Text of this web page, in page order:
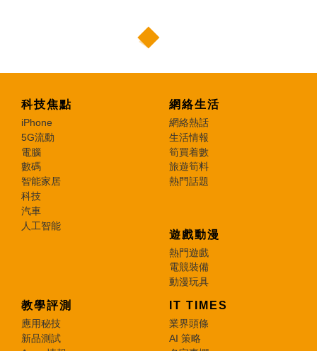
科技焦點
iPhone
5G流動
電腦
數碼
智能家居
科技
汽車
人工智能
網絡生活
網絡熱話
生活情報
筍買着數
旅遊筍料
熱門話題
遊戲動漫
熱門遊戲
電競裝備
動漫玩具
教學評測
應用秘技
新品測試
IT TIMES
業界頭條
AI 策略